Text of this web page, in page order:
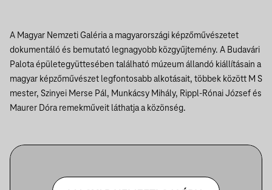
A Magyar Nemzeti Galéria a magyarországi képzőművészetet
dokumentáló és bemutató legnagyobb közgyűjtemény. A Budavári
Palota épületegyüttesében található múzeum állandó kiállításain a
magyar képzőművészet legfontosabb alkotásait, többek között M S
mester, Szinyei Merse Pál, Munkácsy Mihály, Rippl-Rónai József és
Maurer Dóra remekműveit láthatja a közönség.